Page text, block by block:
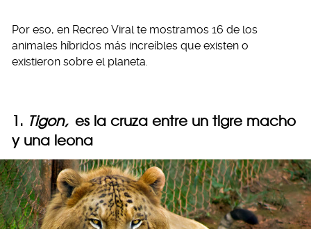
Por eso, en Recreo Viral te mostramos 16 de los
animales híbridos más increíbles que existen o
existieron sobre el planeta.
1. Tigon, es la cruza entre un tigre macho
y una leona